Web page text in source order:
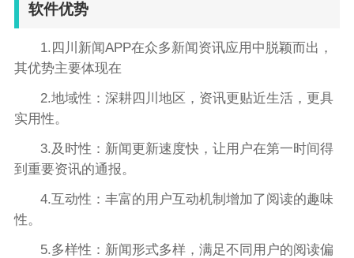
软件优势
1.四川新闻APP在众多新闻资讯应用中脱颖而出，
其优势主要体现在
2.地域性：深耕四川地区，资讯更贴近生活，更具
实用性。
3.及时性：新闻更新速度快，让用户在第一时间得
到重要资讯的通报。
4.互动性：丰富的用户互动机制增加了阅读的趣味
性。
5.多样性：新闻形式多样，满足不同用户的阅读偏